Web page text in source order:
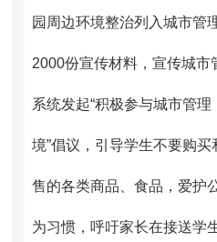
园周边环境整治列入城市管
2000份宣传材料，宣传城
系统发起“积极参与城市管
境”倡议，引导学生不要购
售的各类商品、食品，爱护
为习惯，呼吁家长在接送学